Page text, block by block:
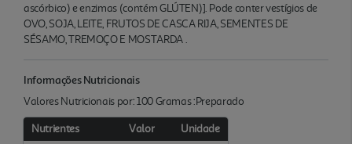
ascórbico) e enzimas (contém GLÚTEN)]. Pode conter vestígios de
OVO, SOJA, LEITE, FRUTOS DE CASCA RIJA, SEMENTES DE
SÉSAMO, TREMOÇO E MOSTARDA .
Informações Nutricionais
Valores Nutricionais por: 100 Gramas :Preparado
Nutrientes Valor
Unidade